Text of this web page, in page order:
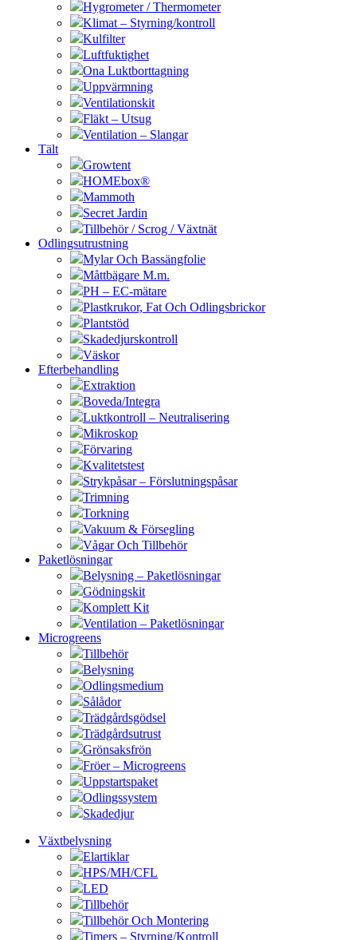
Hygrometer / Thermometer
Klimat – Styrning/kontroll
Kulfilter
Luftfuktighet
Ona Luktborttagning
Uppvärmning
Ventilationskit
Fläkt – Utsug
Ventilation – Slangar
Tält
Growtent
HOMEbox®
Mammoth
Secret Jardin
Tillbehör / Scrog / Växtnät
Odlingsutrustning
Mylar Och Bassängfolie
Måttbägare M.m.
PH – EC-mätare
Plastkrukor, Fat Och Odlingsbrickor
Plantstöd
Skadedjurskontroll
Väskor
Efterbehandling
Extraktion
Boveda/Integra
Luktkontroll – Neutralisering
Mikroskop
Förvaring
Kvalitetstest
Strykpåsar – Förslutningspåsar
Trimning
Torkning
Vakuum & Försegling
Vågar Och Tillbehör
Paketlösningar
Belysning – Paketlösningar
Gödningskit
Komplett Kit
Ventilation – Paketlösningar
Microgreens
Tillbehör
Belysning
Odlingsmedium
Sålådor
Trädgårdsgödsel
Trädgårdsutrust
Grönsaksfrön
Fröer – Microgreens
Uppstartspaket
Odlingssystem
Skadedjur
Växtbelysning
Elartiklar
HPS/MH/CFL
LED
Tillbehör
Tillbehör Och Montering
Timers – Styrning/Kontroll